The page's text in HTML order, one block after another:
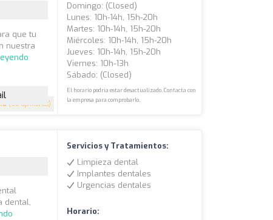
(68 opiniones)
que tu
nuestra
Domingo: (closed)
Lunes: 10h-14h, 15h-20h
Martes: 10h-14h, 15h-20h
Miércoles: 10h-14h, 15h-20h
Jueves: 10h-14h, 15h-20h
Viernes: 10h-13h
Sábado: (closed)
El horario podría estar desactualizado. Contacta con
la empresa para comprobarlo.
dental,
Servicios y Tratamientos:
Limpieza dental
Implantes dentales
Urgencias dentales
Horario: